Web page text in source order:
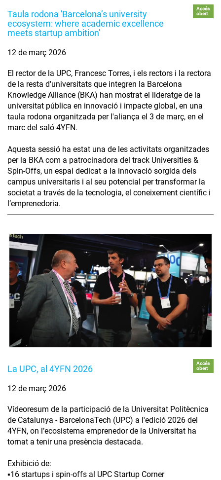
Taula rodona 'Barcelona’s university
ecosystem: where academic excellence
meets startup ambition'
Accés
obert
12 de març 2026
El rector de la UPC, Francesc Torres, i els rectors i la rectora
de la resta d'universitats que integren la Barcelona
Knowledge Alliance (BKA) han mostrat el lideratge de la
universitat pública en innovació i impacte global, en una
taula rodona organitzada per l'aliança el 3 de març, en el
marc del saló 4YFN.
Aquesta sessió ha estat una de les activitats organitzades
per la BKA com a patrocinadora del track Universities &
Spin-Offs, un espai dedicat a la innovació sorgida dels
campus universitaris i al seu potencial per transformar la
societat a través de la tecnologia, el coneixement científic i
l’emprenedoria.
La UPC, al 4YFN 2026
Accés
obert
12 de març 2026
Vídeoresum de la participació de la Universitat Politècnica
de Catalunya - BarcelonaTech (UPC) a l'edició 2026 del
4YFN, on l’ecosistema emprenedor de la Universitat ha
tornat a tenir una presència destacada.
Exhibició de:
▪️16 startups i spin-offs al UPC Startup Corner